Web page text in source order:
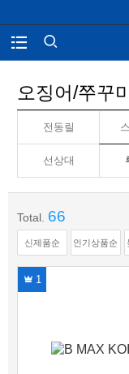
오징어/쭈꾸
전동릴
선상대
Total. 66
신제품순 인기상품순
1